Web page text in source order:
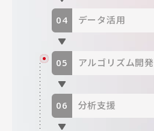
データ活用
アルゴリズム開発
分析支援